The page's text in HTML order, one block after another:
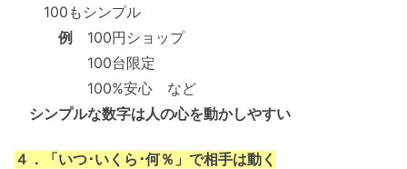
100もシンプル
例 100円ショップ
100台限定
100%安心 など
シンプルな数字は人の心を動かしやすい
４．「いつ･いくら･何％」で相手は動く